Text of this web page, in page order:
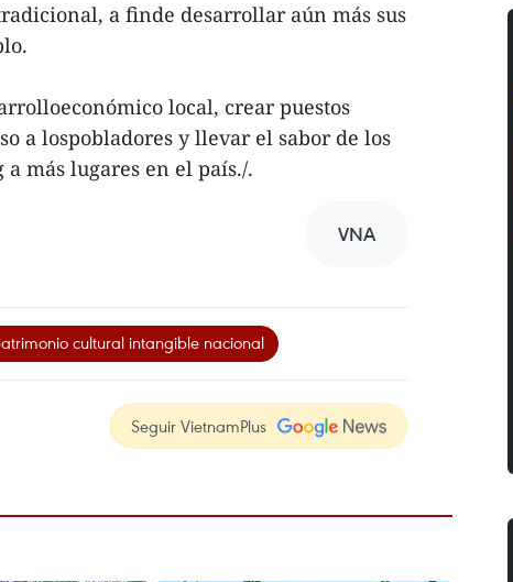
a finde desarrollar aún más sus
local, crear puestos
a lospobladores y llevar el sabor de los
más lugares en el país./.
VNA
cultural intangible nacional
Seguir VietnamPlus